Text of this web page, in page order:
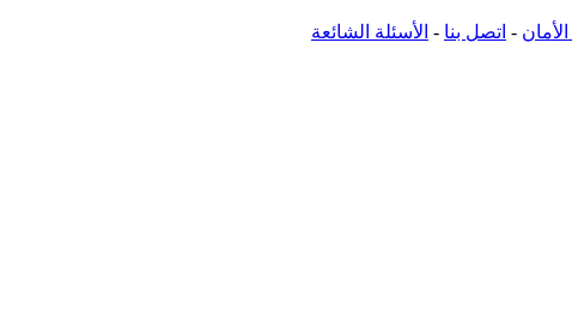
- اتصل بنا - الأسئلة الشائعة